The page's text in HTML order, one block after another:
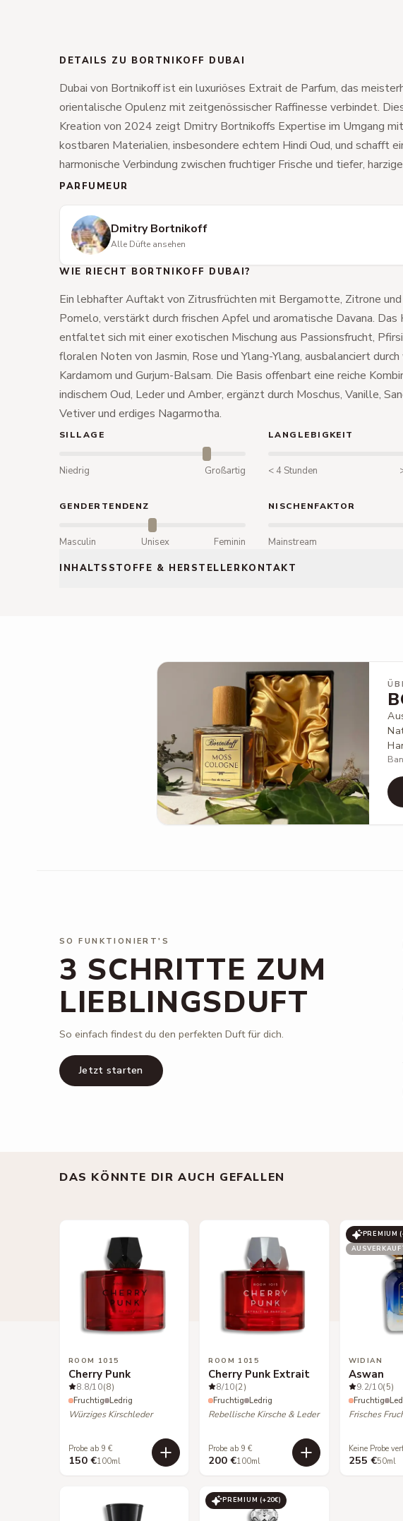
DETAILS ZU BORTNIKOFF DUBAI
Dubai von Bortnikoff ist ein luxuriöses Extrait de Parfum, das
orientalische Opulenz mit zeitgenössischer Raffinesse verbindet.
Kreation von 2024 zeigt Dmitry Bortnikoffs Expertise im Umgang mit
kostbaren Materialien, insbesondere echtem Hindi Oud, und schafft
harmonische Verbindung zwischen fruchtiger Frische und tiefer,
PARFUMEUR
Dmitry Bortnikoff
Alle Düfte ansehen
WIE RIECHT BORTNIKOFF DUBAI?
Ein lebhafter Auftakt von Zitrusfrüchten mit Bergamotte, Zitrone
Pomelo, verstärkt durch frischen Apfel und aromatische Davana. Das
entfaltet sich mit einer exotischen Mischung aus Passionsfrucht,
floralen Noten von Jasmin, Rose und Ylang-Ylang, ausbalanciert
Kardamom und Gurjum-Balsam. Die Basis offenbart eine reiche
indischem Oud, Leder und Amber, ergänzt durch Moschus, Vanille,
Vetiver und erdiges Nagarmotha.
SILLAGE
Niedrig Großartig
LANGLEBIGKEIT
< 4 Stunden
GENDERTENDENZ
Masculin Unisex Feminin
NISCHENFAKTOR
Mainstream
INHALTSSTOFFE & HERSTELLERKONTAKT
SO FUNKTIONIERT'S
3 SCHRITTE ZUM
LIEBLINGSDUFT
So einfach findest du den perfekten Duft für dich.
Jetzt starten
DAS KÖNNTE DIR AUCH GEFALLEN
ROOM 1015
Cherry Punk
8.8/10(8)
Fruchtig Ledrig
Würziges Kirschleder
Probe ab 9 €
150 €100ml
ROOM 1015
Cherry Punk Extrait
8/10(2)
Fruchtig Ledrig
Rebellische Kirsche & Leder
Probe ab 9 €
200 €100ml
PREMIUM
WIDIAN
Aswan
9.2/10(5)
Fruchtig
Frisches
Keine Probe
255 €50ml
PREMIUM (+20€)